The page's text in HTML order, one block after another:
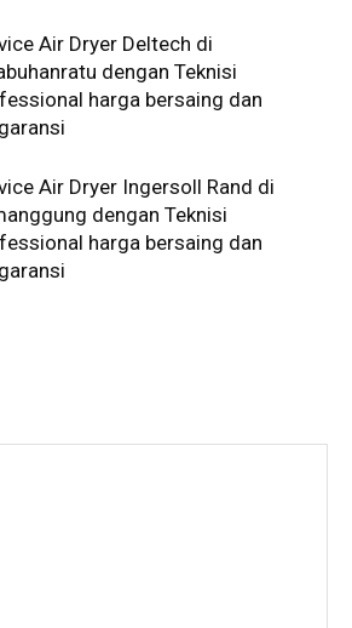
Air Dryer Deltech di
dengan Teknisi
harga bersaing dan
Air Dryer Ingersoll Rand di
dengan Teknisi
harga bersaing dan